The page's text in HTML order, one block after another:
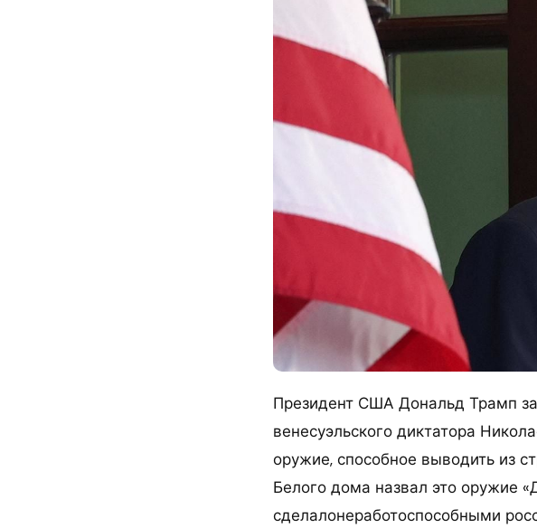
Президент США Дональд Трамп
венесуэльского диктатора
оружие, способное выводить из
Белого дома назвал это оружие
сделалонеработоспособными